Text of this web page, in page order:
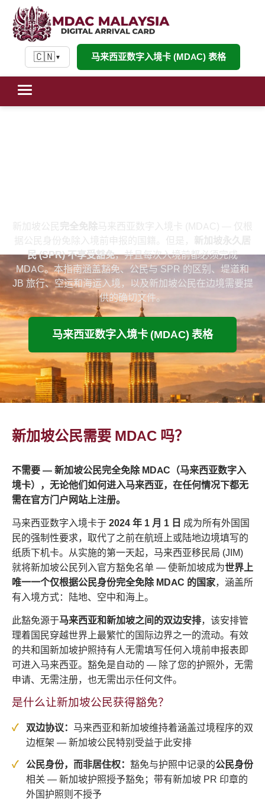
🇨🇳▼ 马来西亚数字入境卡 (MDAC) 表格
民 (SPR) 不享受豁免，并且每次入境前都必须完成
MDAC。本指南涵盖豁免、公民与 SPR 的区别、堤道和
JB 旅行、空运和海运入境，以及新加坡公民在边境需要提
供的确切文件。
马来西亚数字入境卡 (MDAC) 表格
新加坡公民需要 MDAC 吗？
不需要 — 新加坡公民完全免除 MDAC（马来西亚数字入
境卡），无论他们如何进入马来西亚，在任何情况下都无
需在官方门户网站上注册。
马来西亚数字入境卡于2024 年 1 月 1 日 成为所有外国国
民的强制性要求，取代了之前在航班上或陆地边境填写的
纸质下机卡。从实施的第一天起，马来西亚移民局 (JIM)
就将新加坡公民列入官方豁免名单 — 使新加坡成为世界上
唯一一个仅根据公民身份完全免除 MDAC 的国家，涵盖所
有入境方式：陆地、空中和海上。
此豁免源于马来西亚和新加坡之间的双边安排，该安排管
理着国民穿越世界上最繁忙的国际边界之一的流动。有效
的共和国新加坡护照持有人无需填写任何入境前申报表即
可进入马来西亚。豁免是自动的 — 除了您的护照外，无需
申请、无需注册，也无需出示任何文件。
是什么让新加坡公民获得豁免？
双边协议： 马来西亚和新加坡维持着涵盖过境程序的双
边框架 — 新加坡公民特别受益于此安排
公民身份，而非居住权： 豁免与护照中记录的公民身份
相关 — 新加坡护照授予豁免；带有新加坡 PR 印章的
外国护照则不授予